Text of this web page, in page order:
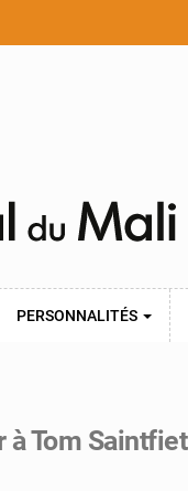
PERSONNALITÉS
Tom Saintfiet